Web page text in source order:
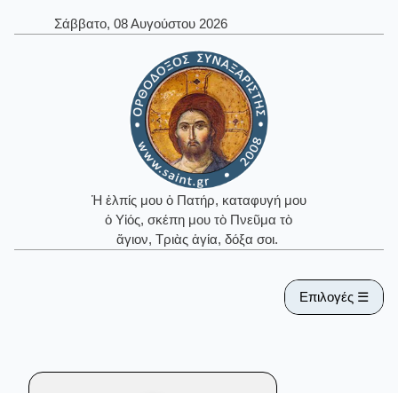
Σάββατο, 08 Αυγούστου 2026
Ἡ ἐλπίς μου ὁ Πατήρ, καταφυγή μου
ὁ Υἱός, σκέπη μου τὸ Πνεῦμα τὸ
ἅγιον, Τριὰς ἁγία, δόξα σοι.
Επιλογές ☰